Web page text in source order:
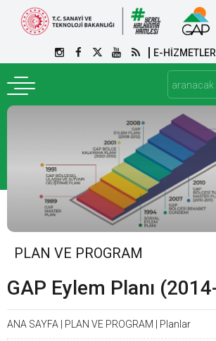
E-HİZMETLER
PLAN VE PROGRAM
GAP Eylem Planı
ANA SAYFA PLAN VE PROGRAM Planlar